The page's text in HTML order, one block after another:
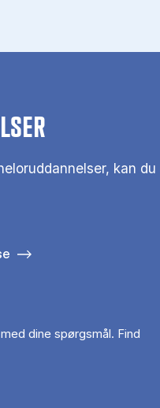
kan du
dine spørgsmål. Find